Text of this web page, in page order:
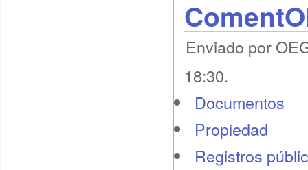
Enviado por
18:30.
Documentos
Propiedad
Registros